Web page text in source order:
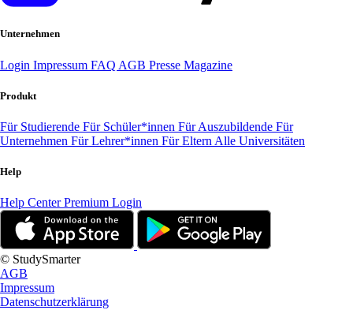
Unternehmen
Login Impressum FAQ AGB Presse Magazine
Produkt
Für Studierende Für Schüler*innen Für Auszubildende Für
Unternehmen Für Lehrer*innen Für Eltern Alle Universitäten
Help
Help CenterPremium Login
© StudySmarter
AGB
Impressum
Datenschutzerklärung